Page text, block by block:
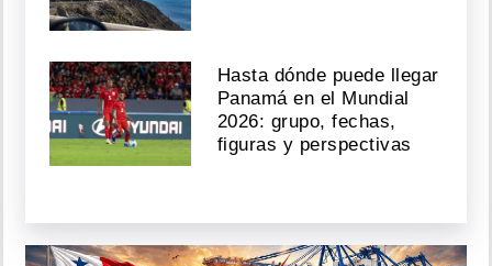
Hasta dónde puede llegar
Panamá en el Mundial
2026: grupo, fechas,
figuras y perspectivas